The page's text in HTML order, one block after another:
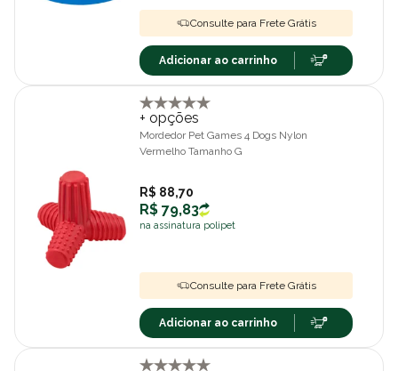
Consulte para Frete Grátis
Adicionar ao carrinho
+ opções
Mordedor Pet Games 4 Dogs Nylon
Vermelho Tamanho G
R$ 88,70
R$ 79,83
na assinatura polipet
Consulte para Frete Grátis
Adicionar ao carrinho